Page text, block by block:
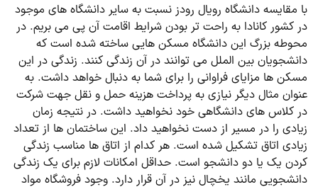
با مقایسه دانشگاه رویال رودز نسبت به سایر دانشگاه های موجود
در کشور کانادا به راحت تر بودن شرایط اقامت آن پی می بریم. در
محوطه بزرگ این دانشگاه مسکن هایی ساخته شده است که
دانشجویان بین الملل می توانند در آن زندگی کنند. زندگی در این
مسکن ها مزایای فراوانی را برای شما به دنبال خواهد داشت. به
عنوان مثال دیگر نیازی به پرداخت هزینه حمل و نقل جهت شرکت
در کلاس های دانشگاهی خود نخواهید داشت. در نتیجه زمان
زیادی را در مسیر از دست نخواهید داد. این ساختمان ها از تعداد
زیادی اتاق تشکیل شده است. هر کدام از اتاق ها مناسب زندگی
کردن یک یا دو دانشجو است. حداقل امکانات لازم برای یک زندگی
دانشجویی مانند یخچال نیز در آن قرار دارد. وجود فروشگاه مواد